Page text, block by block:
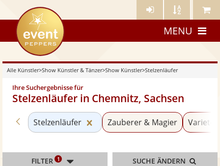
Künstler- Künstler Meine
eventpeppers
MENU
Alle Künstler>Show Künstler & Tänzer>Show Künstler>Stelzenläufer
Ihre Suchergebnisse für
Stelzenläufer in Chemnitz, Sachsen
Zurück zu «Show Künstler»
Stelzenläufer Kategorie «Stelzenläufer»
Zauberer & Magier Varieté
FILTER 1 SUCHE ÄNDERN